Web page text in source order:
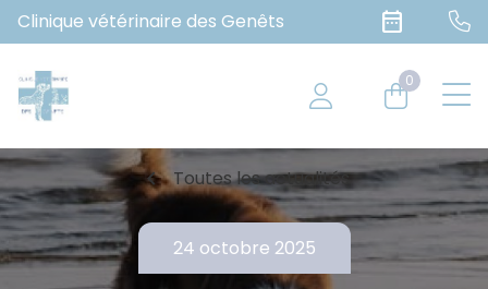
Clinique vétérinaire des Genêts date_range
0
chevron_left Toutes les actualités
24 octobre 2025